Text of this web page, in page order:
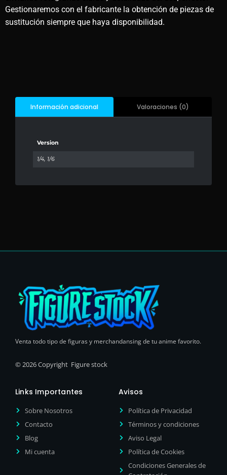
Gestionaremos con el fabricante la obtención de piezas de
sustitución siempre que haya disponibilidad.
Información adicional Valoraciones (0)
Version
1/4, 1/6
Venta todo tipo de figuras y merchandansing de tu anime favorito.
© 2026 Copyright Figure stock
Links Importantes
Sobre Nosotros
Contacto
Blog
Mi cuenta
Avisos
Política de Privacidad
Términos y condiciones
Aviso Legal
Política de Cookies
Condiciones Generales de